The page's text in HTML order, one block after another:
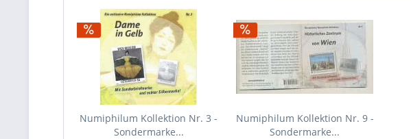
Numiphilum Kollektion Nr. 3 -
Sondermarke...
Numiphilum Kollektion Nr. 9 -
Sondermarke...